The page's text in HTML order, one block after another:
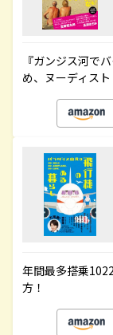
『ガンジス河で
め、ヌーディス
年間最多搭乗
方！